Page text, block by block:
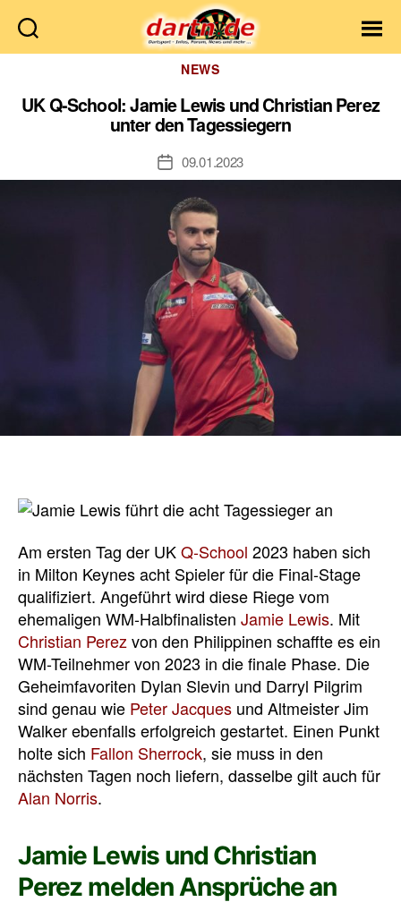
Dartn.de
Kategorien
NEWS
UK Q-School: Jamie Lewis und Christian Perez
unter den Tagessiegern
Veröffentlichungsdatum
09.01.2023
Am ersten Tag der UKQ-School 2023 haben sich
in Milton Keynes acht Spieler für die Final-Stage
qualifiziert. Angeführt wird diese Riege vom
ehemaligen WM-Halbfinalisten Jamie Lewis. Mit
Christian Perezvon den Philippinen schaffte es ein
WM-Teilnehmer von 2023 in die finale Phase. Die
Geheimfavoriten Dylan Slevin und Darryl Pilgrim
sind genau wie Peter Jacques und Altmeister Jim
Walker ebenfalls erfolgreich gestartet. Einen Punkt
holte sich Fallon Sherrock, sie muss in den
nächsten Tagen noch liefern, dasselbe gilt auch für
Alan Norris.
Jamie Lewis und Christian
Perez melden Ansprüche an